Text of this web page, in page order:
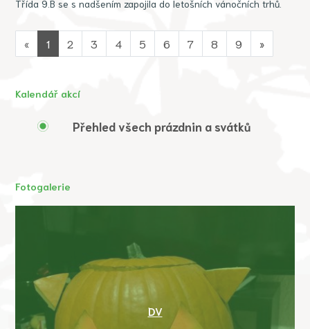
Třída 9.B se s nadšením zapojila do letošních vánočních trhů.
« 1 2 3 4 5 6 7 8 9 »
Kalendář akcí
Přehled všech prázdnin a svátků
Fotogalerie
DV